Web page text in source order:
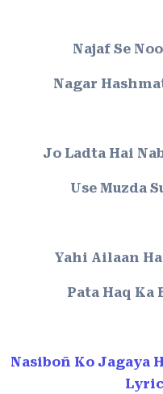
Najaf Se
Nagar
Use Muzda
Yahi Ailaan
Pata Haq Ka
Nasiboñ Ko Jagaya